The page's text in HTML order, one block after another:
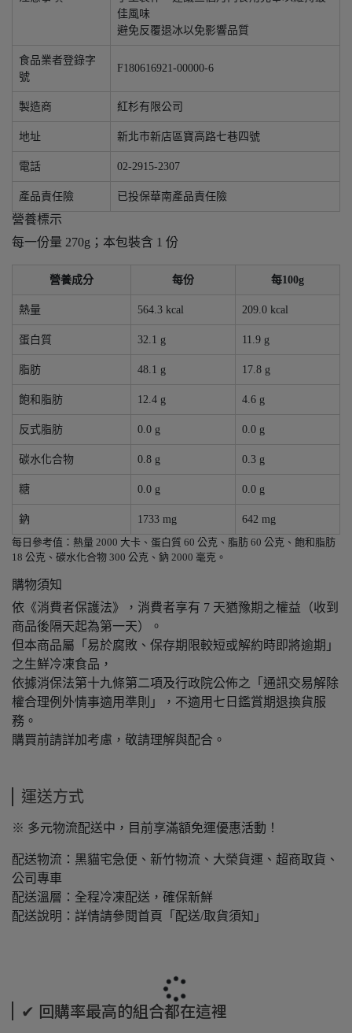
佳風味
避免反覆退冰以免影響品質
食品業者登錄字
號
F180616921-00000-6
製造商 紅杉有限公司
地址 新北市新店區寶高路七巷四號
電話 02-2915-2307
產品責任險 已投保華南產品責任險
營養標示
每一份量 270g；本包裝含 1 份
營養成分 每份 每100g
熱量 564.3 kcal 209.0 kcal
蛋白質 32.1 g 11.9 g
脂肪 48.1 g 17.8 g
飽和脂肪 12.4 g 4.6 g
反式脂肪 0.0 g 0.0 g
碳水化合物 0.8 g 0.3 g
糖 0.0 g 0.0 g
鈉 1733 mg
642 mg
每日參考值：熱量 2000 大卡、蛋白質 60 公克、脂肪 60 公克、飽和脂肪
18 公克、碳水化合物 300 公克、鈉 2000 毫克。
購物須知
依《消費者保護法》，消費者享有 7 天猶豫期之權益（收到
商品後隔天起為第一天）。
但本商品屬「易於腐敗、保存期限較短或解約時即將逾期」
之生鮮冷凍食品，
依據消保法第十九條第二項及行政院公佈之「通訊交易解除
權合理例外情事適用準則」，不適用七日鑑賞期退換貨服
務。
購買前請詳加考慮，敬請理解與配合。
運送方式
※ 多元物流配送中，目前享滿額免運優惠活動！
配送物流：黑貓宅急便、新竹物流、大榮貨運、超商取貨、
公司專車
配送溫層：全程冷凍配送，確保新鮮
配送說明：詳情請參閱首頁「配送/取貨須知」
✔ 回購率最高的組合都在這裡